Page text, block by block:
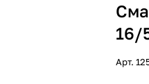
16/
Арт.